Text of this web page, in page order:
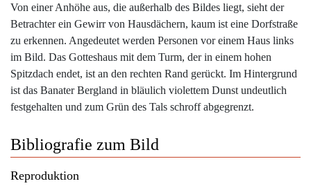
Von einer Anhöhe aus, die außerhalb des Bildes liegt, sieht der
Betrachter ein Gewirr von Hausdächern, kaum ist eine Dorfstraße
zu erkennen. Angedeutet werden Personen vor einem Haus links
im Bild. Das Gotteshaus mit dem Turm, der in einem hohen
Spitzdach endet, ist an den rechten Rand gerückt. Im Hintergrund
ist das Banater Bergland in bläulich violettem Dunst undeutlich
festgehalten und zum Grün des Tals schroff abgegrenzt.
Bibliografie zum Bild
Reproduktion